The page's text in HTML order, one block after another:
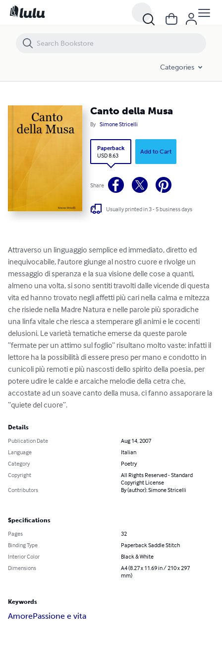
Categories
Canto della Musa
By Simone Stricelli
Paperback
USD 8.63
Add to Cart
Share
Usually printed in 3 - 5 business days
Attraverso un linguaggio semplice ed immediato, diretto ed
inequivocabile, l'autore giunge al nostro cuore e rivolge un
messaggio di speranza e la sua visione delle cose a quanti,
almeno una volta, si sono sentiti travolti dalle vicende di questa
vita ed hanno trovato negli affetti più cari nella calma e mitezza
che risiede nella Madre Natura e nelle parole più sporadiche
una linfa vitale che riesca a stemperare gli animi e le cocenti
delusioni. Le varietà tematiche emerse da queste parole
”fermate per un attimo sul foglio“ risultano molto vaste: infatti il
lettore ha la possibilità di essere preso per mano e condotto in
cunicoli più remoti e più nascosti dello spirito della poesia, per
potere udire le calde e arcaiche melodie della cetra che,
accostate ad un soave canto della musa, ci fanno assaporare la
“quiete del cuore”.
Details
Publication Date
Aug 14, 2007
Language
Italian
Category
Poetry
Copyright
All Rights Reserved - Standard
Copyright License
Contributors
By (author): Simone Stricelli
Specifications
Pages
32
Binding Type
Paperback Saddle Stitch
Interior Color
Black & White
Dimensions
A4 (8.27 x 11.69 in / 210 x 297
mm)
Keywords
AmorePassione e vita
Canto della Musa